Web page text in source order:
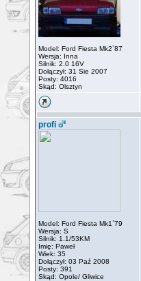
Model: Ford Fiesta Mk2`87
Wersja: Inna
Silnik: 2.0 16V
Dołączył: 31 Sie 2007
Posty: 4016
Skąd: Olsztyn
profi
Model: Ford Fiesta Mk1`79
Wersja: S
Silnik: 1.1/53KM
Imię: Paweł
Wiek: 35
Dołączył: 03 Paź 2008
Posty: 391
Skąd: Opole/ Gliwice